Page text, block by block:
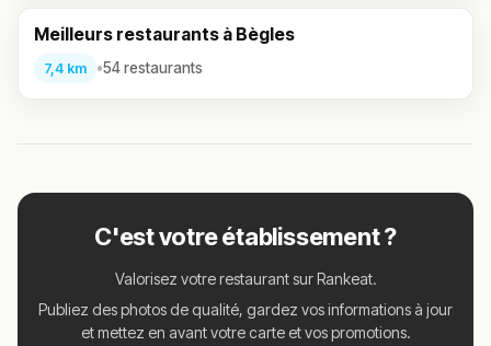
Meilleurs restaurants à Bègles
7,4 km •54 restaurants
C'est votre établissement ?
Valorisez votre restaurant sur Rankeat.
Publiez des photos de qualité, gardez vos informations à jour
et mettez en avant votre carte et vos promotions.